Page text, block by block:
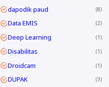
dapodik paud 8
Data EMIS 2
Deep Learning 1
Disabilitas 1
Droidcam 1
DUPAK 3